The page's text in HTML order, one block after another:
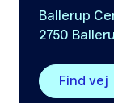
Ballerup
2750
Find vej